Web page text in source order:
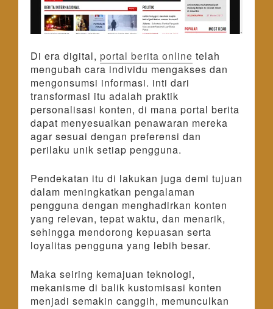
Di era digital, portal berita online telah
mengubah cara individu mengakses dan
mengonsumsi informasi. inti dari
transformasi itu adalah praktik
personalisasi konten, di mana portal berita
dapat menyesuaikan penawaran mereka
agar sesuai dengan preferensi dan
perilaku unik setiap pengguna.
Pendekatan itu di lakukan juga demi tujuan
dalam meningkatkan pengalaman
pengguna dengan menghadirkan konten
yang relevan, tepat waktu, dan menarik,
sehingga mendorong kepuasan serta
loyalitas pengguna yang lebih besar.
Maka seiring kemajuan teknologi,
mekanisme di balik kustomisasi konten
menjadi semakin canggih, memunculkan